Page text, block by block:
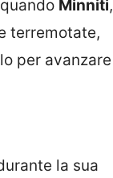
Minniti,
terremotate,
per avanzare
la sua